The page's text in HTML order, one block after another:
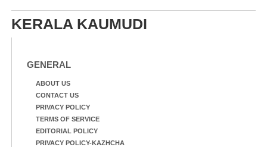
മാറ്റുന്ന സുരക്ഷാസേനാം
ഗങ്ങൾ
KERALA KAUMUDI
GENERAL
ABOUT US
CONTACT US
PRIVACY POLICY
TERMS OF SERVICE
EDITORIAL POLICY
PRIVACY POLICY-KAZHCHA